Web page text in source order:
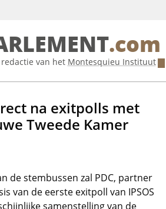
.com
van het Montesquieu Instituut
na exitpolls met
Tweede Kamer
de stembussen zal PDC, partner
van de eerste exitpoll van IPSOS
samenstelling van de